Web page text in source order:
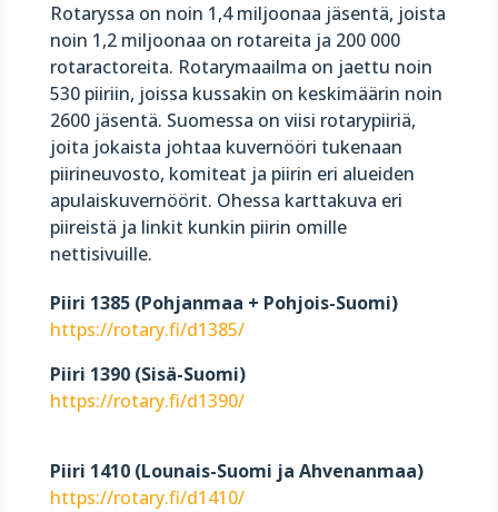
Rotaryssa on noin 1,4 miljoonaa jäsentä, joista
noin 1,2 miljoonaa on rotareita ja 200 000
rotaractoreita. Rotarymaailma on jaettu noin
530 piiriin, joissa kussakin on keskimäärin noin
2600 jäsentä. Suomessa on viisi rotarypiiriä,
joita jokaista johtaa kuvernööri tukenaan
piirineuvosto, komiteat ja piirin eri alueiden
apulaiskuvernöörit. Ohessa karttakuva eri
piireistä ja linkit kunkin piirin omille
nettisivuille.
Piiri 1385 (Pohjanmaa + Pohjois-Suomi)
https://rotary.fi/d1385/
Piiri 1390 (Sisä-Suomi)
https://rotary.fi/d1390/
Piiri 1410 (Lounais-Suomi ja Ahvenanmaa)
https://rotary.fi/d1410/